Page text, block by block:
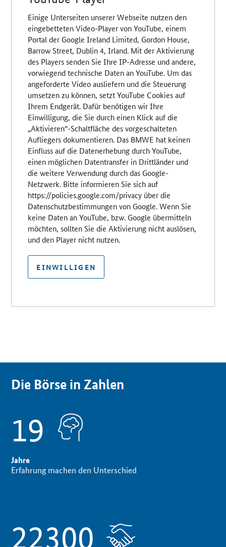
Einige Unterseiten unserer Webseite nutzen den
eingebetteten Video-Player von YouTube, einem
Portal der Google Ireland Limited, Gordon House,
Barrow Street, Dublin 4, Irland. Mit der Aktivierung
des Players senden Sie Ihre IP-Adresse und andere,
vorwiegend technische Daten an YouTube. Um das
angeforderte Video ausliefern und die Steuerung
umsetzen zu können, setzt YouTube Cookies auf
Ihrem Endgerät. Dafür benötigen wir Ihre
Einwilligung, die Sie durch einen Klick auf die
„Aktivieren“-Schaltfläche des vorgeschalteten
Aufliegers dokumentieren. Das BMWE hat keinen
Einfluss auf die Datenerhebung durch YouTube,
einen möglichen Datentransfer in Drittländer und
die weitere Verwendung durch das Google-
Netzwerk. Bitte informieren Sie sich auf
https://policies.google.com/privacy über die
Datenschutzbestimmungen von Google. Wenn Sie
keine Daten an YouTube, bzw. Google übermitteln
möchten, sollten Sie die Aktivierung nicht auslösen,
und den Player nicht nutzen.
EINWILLIGEN
Die Börse in Zahlen
19
Jahre
Erfahrung machen den Unterschied
22300